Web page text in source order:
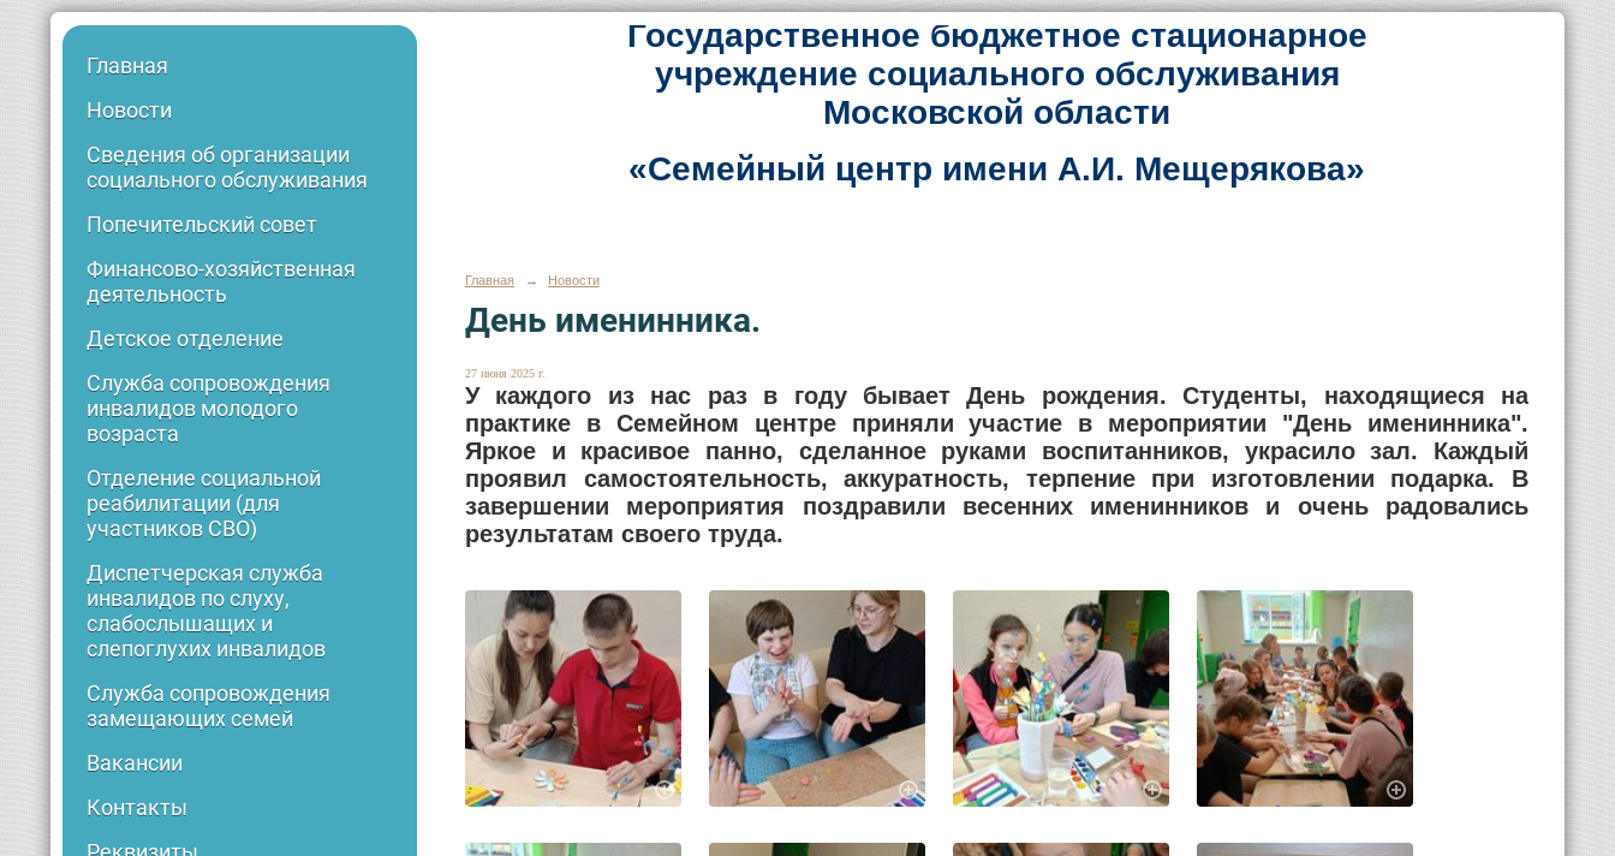
Главная
Новости
Сведения об организации
социального обслуживания
Попечительский совет
Финансово-хозяйственная
деятельность
Детское отделение
Служба сопровождения
инвалидов молодого
возраста
Отделение социальной
реабилитации (для
участников СВО)
Диспетчерская служба
инвалидов по слуху,
слабослышащих и
слепоглухих инвалидов
Служба сопровождения
замещающих семей
Вакансии
Контакты
Государственное бюджетное стационарное
учреждение социального обслуживания
Московской области
«Семейный центр имени А.И. Мещерякова»
Главная → Новости
День именинника.
27 июня 2025 г.
У каждого из нас раз в году бывает День рождения. Студенты, находящиеся на
практике в Семейном центре приняли участие в мероприятии "День именинника".
Яркое и красивое панно, сделанное руками воспитанников, украсило зал. Каждый
проявил самостоятельность, аккуратность, терпение при изготовлении подарка. В
завершении мероприятия поздравили весенних именинников и очень радовались
результатам своего труда.